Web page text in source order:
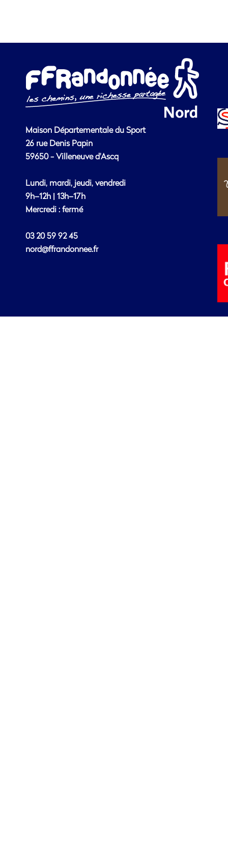
Maison Départementale du Sport
26 rue Denis Papin
59650 - Villeneuve d'Ascq
Lundi, mardi, jeudi, vendredi
9h–12h | 13h–17h
Mercredi : fermé
03 20 59 92 45
nord@ffrandonnee.fr